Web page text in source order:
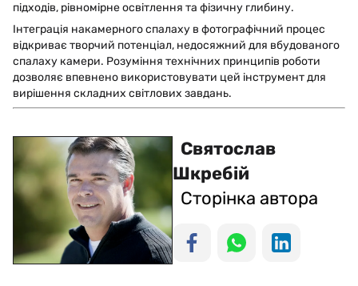
підходів, рівномірне освітлення та фізичну глибину.
Інтеграція накамерного спалаху в фотографічний процес
відкриває творчий потенціал, недосяжний для вбудованого
спалаху камери. Розуміння технічних принципів роботи
дозволяє впевнено використовувати цей інструмент для
вирішення складних світлових завдань.
Святослав
Шкребій
Сторінка автора